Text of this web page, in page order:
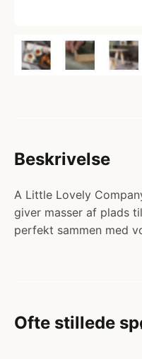
Beskrivelse
A Little Lovely
giver masser af plads
perfekt sammen med
Ofte stillede